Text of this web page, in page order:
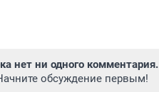
нет ни одного комментария.
обсуждение первым!